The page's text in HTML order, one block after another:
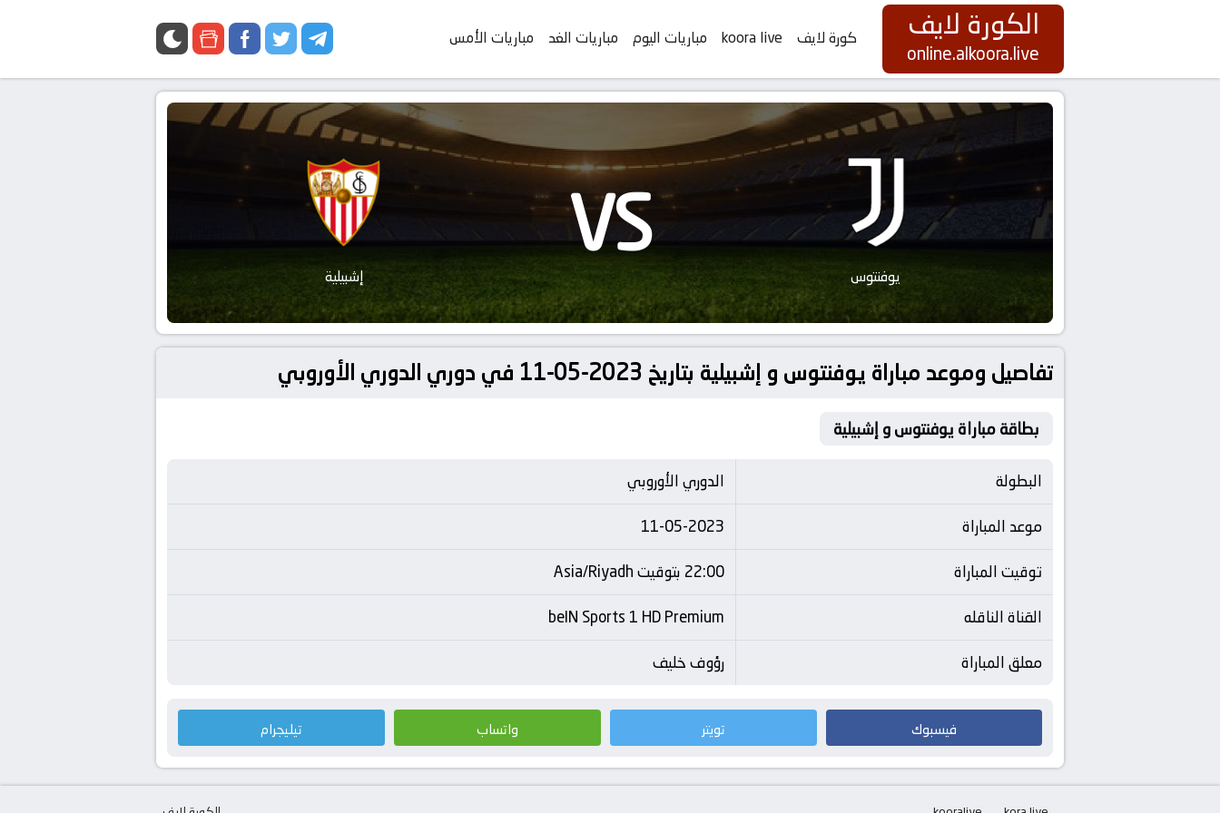
الكورة لايف
online.alkoora.live
كورة لايف koora live مباريات اليوم مباريات الغد مباريات الأمس
يوفنتوس VS إشبيلية
تفاصيل وموعد مباراة يوفنتوس و إشبيلية بتاريخ 2023-05-11 في دوري الدوري الأوروبي
بطاقة مباراة يوفنتوس و إشبيلية
البطولة
الدوري الأوروبي
موعد المباراة
11-05-2023
توقيت المباراة
22:00 بتوقيت Asia/Riyadh
القناة الناقله
beIN Sports 1 HD Premium
معلق المباراة
رؤوف خليف
فيسبوك تويتر واتساب تيليجرام